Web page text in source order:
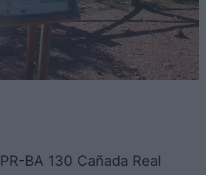
PR-BA 130 Cañada Real